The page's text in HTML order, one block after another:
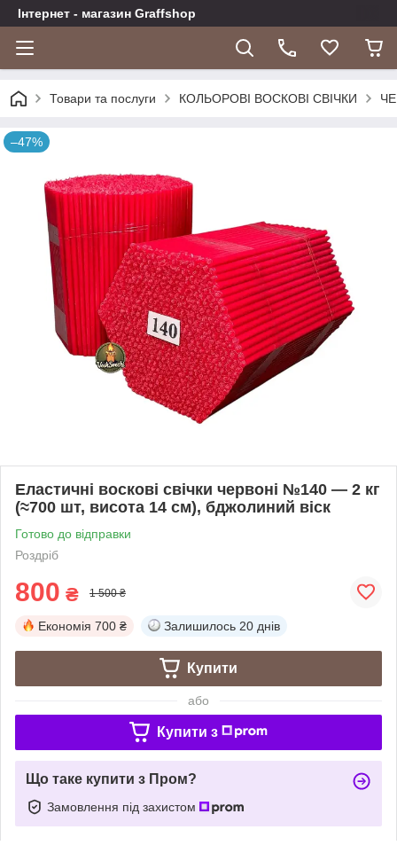
Інтернет - магазин Graffshop
Товари та послуги КОЛЬОРОВІ ВОСКОВІ СВІЧКИ
–47%
Еластичні воскові свічки червоні №140 — 2 кг
(≈700 шт, висота 14 см), бджолиний віск
Готово до відправки
Роздріб
800 ₴ 1 500 ₴
Економія 700 ₴ Залишилось 20 днів
Купити
або
Купити з
Що таке купити з Пром?
Замовлення під захистом